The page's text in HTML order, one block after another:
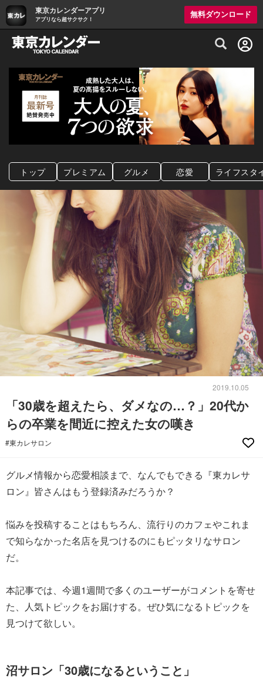
東京カレンダーアプリ
アプリなら超サクサク！
無料ダウンロード
グルメ情報・プレミアムレストラン予約
トップ プレミアム グルメ 恋愛 ライフスタ
2019.10.05
「30歳を超えたら、ダメなの…？」20代か
らの卒業を間近に控えた女の嘆き
#東カレサロン
グルメ情報から恋愛相談まで、なんでもできる『東カレサ
ロン』皆さんはもう登録済みだろうか？
悩みを投稿することはもちろん、流行りのカフェやこれま
で知らなかった名店を見つけるのにもピッタリなサロン
だ。
本記事では、今週1週間で多くのユーザーがコメントを寄せ
た、人気トピックをお届けする。ぜひ気になるトピックを
見つけて欲しい。
沼サロン「30歳になるということ」